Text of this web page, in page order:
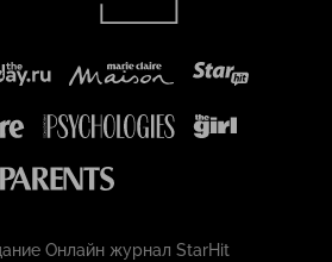
Онлайн журнал StarHit